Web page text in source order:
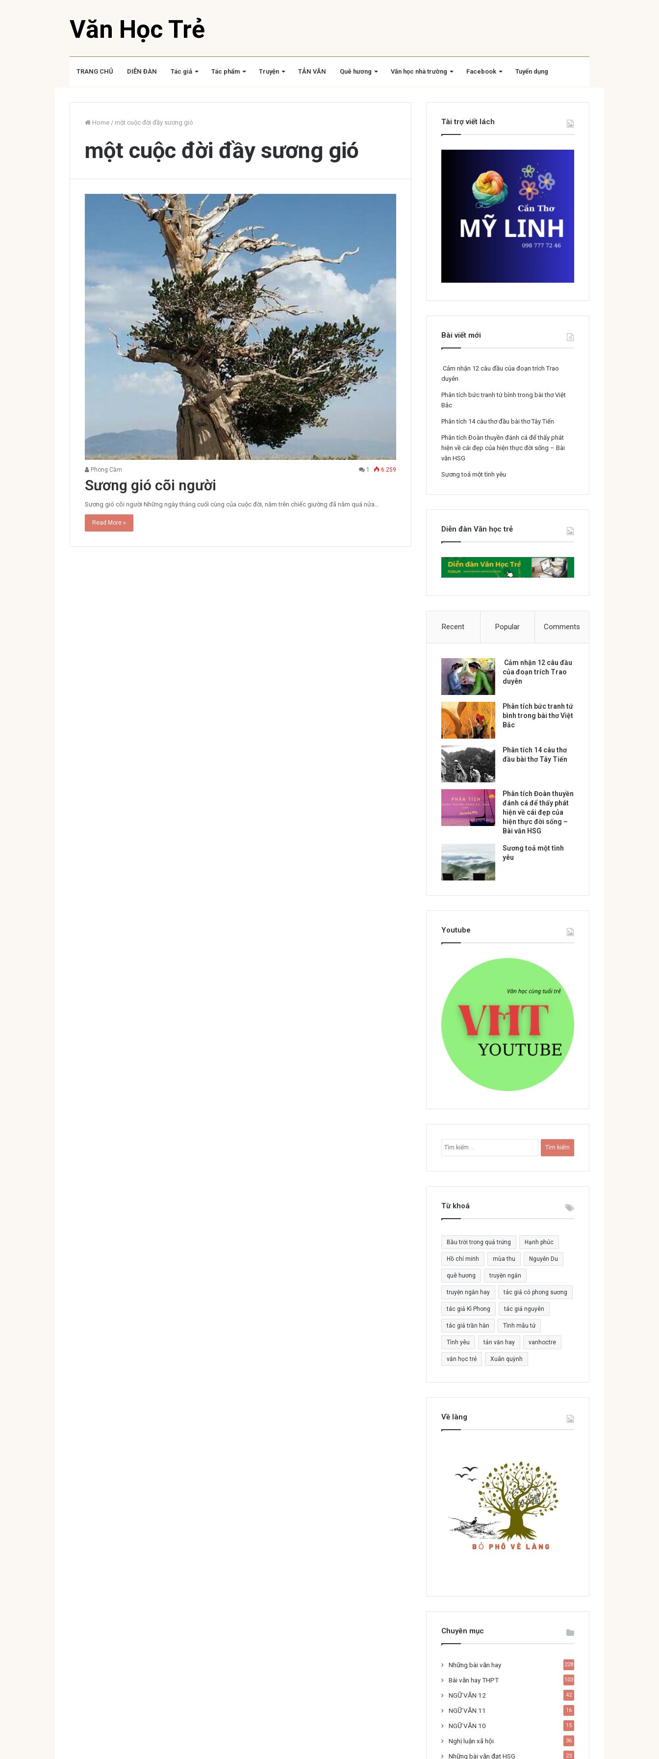
Văn Học Trẻ
TRANG CHỦ DIỄN ĐÀN Tác giả Tác phẩm Truyện TẢN VĂN Quê hương Văn học nhà trường Facebook Tuyển dụng
Home / một cuộc đời đầy sương gió
một cuộc đời đầy sương gió
Phong Cầm 1 6.259
Sương gió cõi người
Sương gió cõi người Những ngày tháng cuối cùng của cuộc đời, nằm trên chiếc giường đã nằm quá nửa…
Read More »
Tài trợ viết lách
Bài viết mới
Cảm nhận 12 câu đầu của đoạn trích Trao
duyên
Phân tích bức tranh tứ bình trong bài thơ Việt
Bắc
Phân tích 14 câu thơ đầu bài thơ Tây Tiến
Phân tích Đoàn thuyền đánh cá để thấy phát
hiện về cái đẹp của hiện thực đời sống – Bài
văn HSG
Sương toả một tình yêu
Diễn đàn Văn học trẻ
Recent Popular Comments
Cảm nhận 12 câu đầu
của đoạn trích Trao
duyên
Phân tích bức tranh tứ
bình trong bài thơ Việt
Bắc
Phân tích 14 câu thơ
đầu bài thơ Tây Tiến
Phân tích Đoàn thuyền
đánh cá để thấy phát
hiện về cái đẹp của
hiện thực đời sống –
Bài văn HSG
Sương toả một tình
yêu
Youtube
ì
i
c
o
:
Từ khoá
Bầu trời trong quả trứng Hạnh phúc
Hồ chí minh mùa thu Nguyễn Du
quê hương truyện ngắn
truyện ngắn hay tác giả cỏ phong sương
tác giả Kì Phong tác giả nguyên
tác giả trần hàn Tình mẫu tử
Tình yêu tản văn hay vanhoctre
văn học trẻ Xuân quỳnh
Về làng
Chuyên mục
Những bài văn hay 228
Bài văn hay THPT 103
NGỮ VĂN 12 42
NGỮ VĂN 11 16
NGỮ VĂN 10 15
Nghị luận xã hội 36
Những bài văn đạt HSG 23